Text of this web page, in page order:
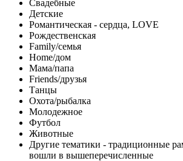
Свадебные
Детские
Романтическая - сердца, LOVE
Рождественская
Family/семья
Home/дом
Мама/папа
Friends/друзья
Танцы
Охота/рыбалка
Молодежное
Футбол
Животные
Другие тематики - традиционные
вошли в вышеперечисленные